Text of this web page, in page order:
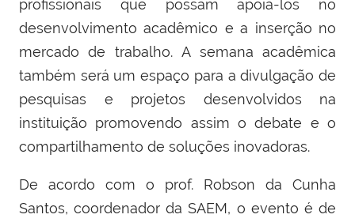
profissionais que possam apoiá-los no
desenvolvimento acadêmico e a inserção no
mercado de trabalho. A semana acadêmica
também será um espaço para a divulgação de
pesquisas e projetos desenvolvidos na
instituição promovendo assim o debate e o
compartilhamento de soluções inovadoras.
De acordo com o prof. Robson da Cunha
Santos, coordenador da SAEM, o evento é de